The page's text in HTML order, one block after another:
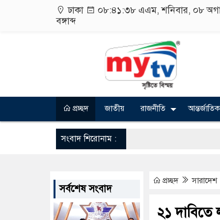
ঢাকা ০৮:৪১:৩৮ এএম, শনিবার, ০৮
বঙ্গাব্দ
প্রচ্ছদ জাতীয় রাজনীতি আন্তর্জাতিক
সংবাদ শিরোনাম :
প্রচ্ছদ সারাদেশ
২১ দাবিতে
সর্বশেষ সংবাদ